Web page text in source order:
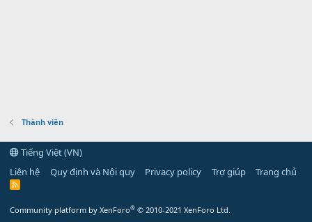
Thành viên
Tiếng Việt (VN)
Liên hệ
Quy định và Nội quy Privacy policy Trợ giúp Trang chủ
R
Community platform by XenForo® © 2010-2021 XenForo Ltd.